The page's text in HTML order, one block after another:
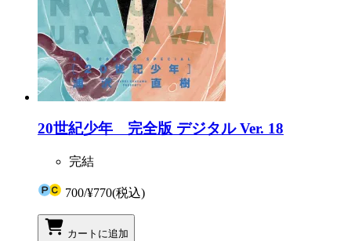
20世紀少年 完全版 デジタル Ver. 18
完結
700/¥770(税込)
カートに追加